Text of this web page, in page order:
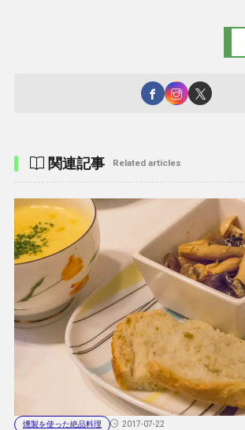
関連記事 Related articles
燻製を使った絶品料理 2017-07-22